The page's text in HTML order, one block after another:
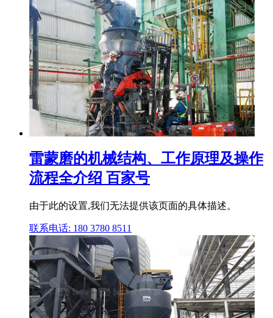
雷蒙磨的机械结构、工作原理及操作
流程全介绍 百家号
由于此的设置,我们无法提供该页面的具体描述。
联系电话: 180 3780 8511